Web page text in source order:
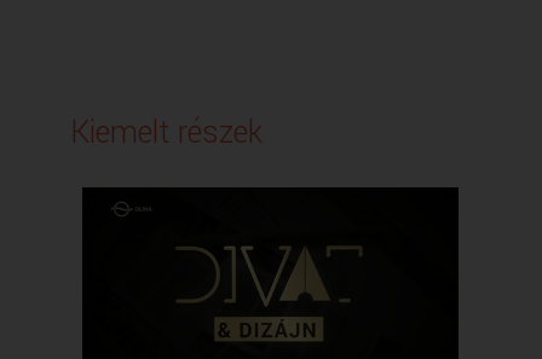
Kiemelt részek